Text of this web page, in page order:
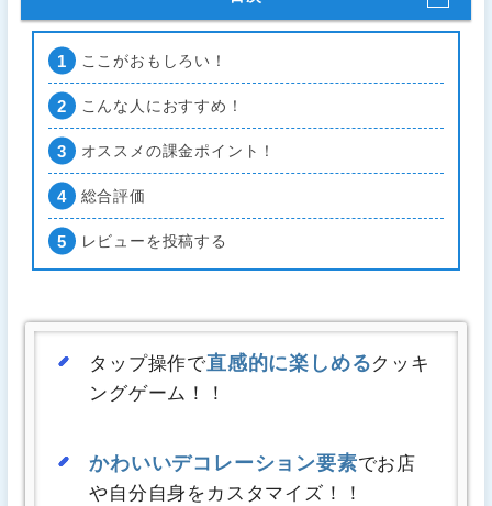
ここがおもしろい！
こんな人におすすめ！
オススメの課金ポイント！
総合評価
レビューを投稿する
タップ操作で直感的に楽しめるクッキ
ングゲーム！！
かわいいデコレーション要素でお店
や自分自身をカスタマイズ！！